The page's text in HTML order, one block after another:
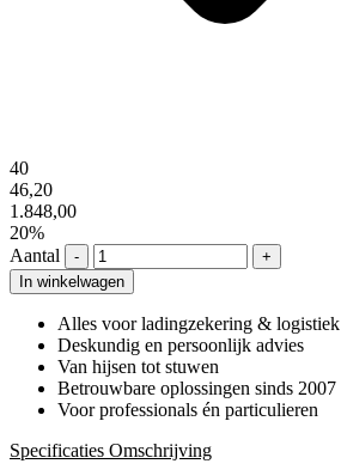
40
46,20
1.848,00
20%
Aantal
-
+
In winkelwagen
Alles voor ladingzekering & logistiek
Deskundig en persoonlijk advies
Van hijsen tot stuwen
Betrouwbare oplossingen sinds 2007
Voor professionals én particulieren
Specificaties Omschrijving